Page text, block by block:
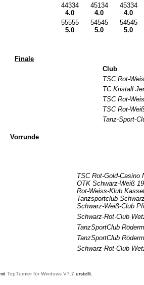
44334
4.0
45134
4.0
45334
4.0
55555
5.0
54545
5.0
54545
5.0
Finale
Club
TSC Rot-
TC Kristall
TSC Rot-
TSC Rot-
Tanz-Sport-
Vorrunde
TSC Rot-Gold-Casino
OTK Schwarz-Weiß
Rot-Weiss-Klub Kassel
Tanzsportclub
Schwarz-Weiß-Club
Schwarz-Rot-Club
TanzSportClub
TanzSportClub
Schwarz-Rot-Club
TopTurnier für Windows V7.7 erstellt.